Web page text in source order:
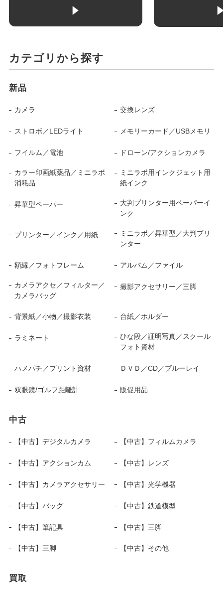
カテゴリから探す
新品
カメラ 交換レンズ
ストロボ／LEDライト メモリーカード／USBメモリ
フイルム／電池 ドローン/アクションカメラ
カラー印画紙薬品／ミニラボ
消耗品
ミニラボ用インクジェット用
紙インク
昇華型ペーパー
大判プリンター用ペーパーイ
ンク
プリンター／インク／用紙
ミニラボ／昇華型／大判プリ
ンター
額縁／フォトフレーム アルバム／ファイル
カメラアクセ／フィルター／
カメラバッグ
撮影アクセサリー／三脚
背景紙／小物／撮影衣装 台紙／ホルダー
ラミネート
ひな段／証明写真／スクール
フォト資材
ハメパチ／プリント資材 ＤＶＤ／CD／ブルーレイ
双眼鏡/ゴルフ距離計 販促用品
中古
【中古】デジタルカメラ 【中古】フィルムカメラ
【中古】アクションカム 【中古】レンズ
【中古】カメラアクセサリー 【中古】光学機器
【中古】バッグ 【中古】鉄道模型
【中古】筆記具 【中古】三脚
【中古】三脚 【中古】その他
買取